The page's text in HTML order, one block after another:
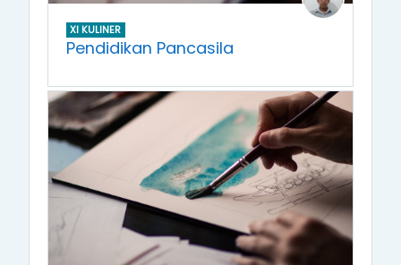
XI KULINER
Pendidikan Pancasila